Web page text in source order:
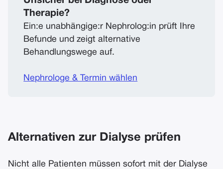
Therapie?
Ein:e unabhängige:r Nephrolog:in prüft Ihre
Befunde und zeigt alternative
Behandlungswege auf.
Nephrologe & Termin wählen
Alternativen zur Dialyse prüfen
Nicht alle Patienten müssen sofort mit der Dialyse